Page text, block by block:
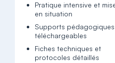
Pratique intensive et
en situation
Supports pédagogiques
téléchargeables
Fiches techniques et
protocoles détaillés